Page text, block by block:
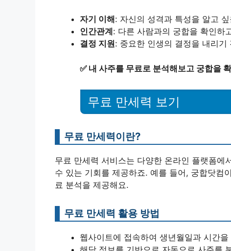
자기 이해 : 자신의 성격과 특성을 알고 싶
인간관계 : 다른 사람과의 궁합을 확인하
결정 지원: 중요한 인생의 결정을 내리기
✅ 내 사주를 무료로 분석해보고 궁합을
무료 만세력 보기
무료 만세력이란?
무료 만세력 서비스는 다양한 온라인 플랫폼
수 있는 기회를 제공하죠. 예를 들어, 궁합닷컴
료 분석을 제공해요.
무료 만세력 활용 방법
웹사이트에 접속하여 생년월일과 시간